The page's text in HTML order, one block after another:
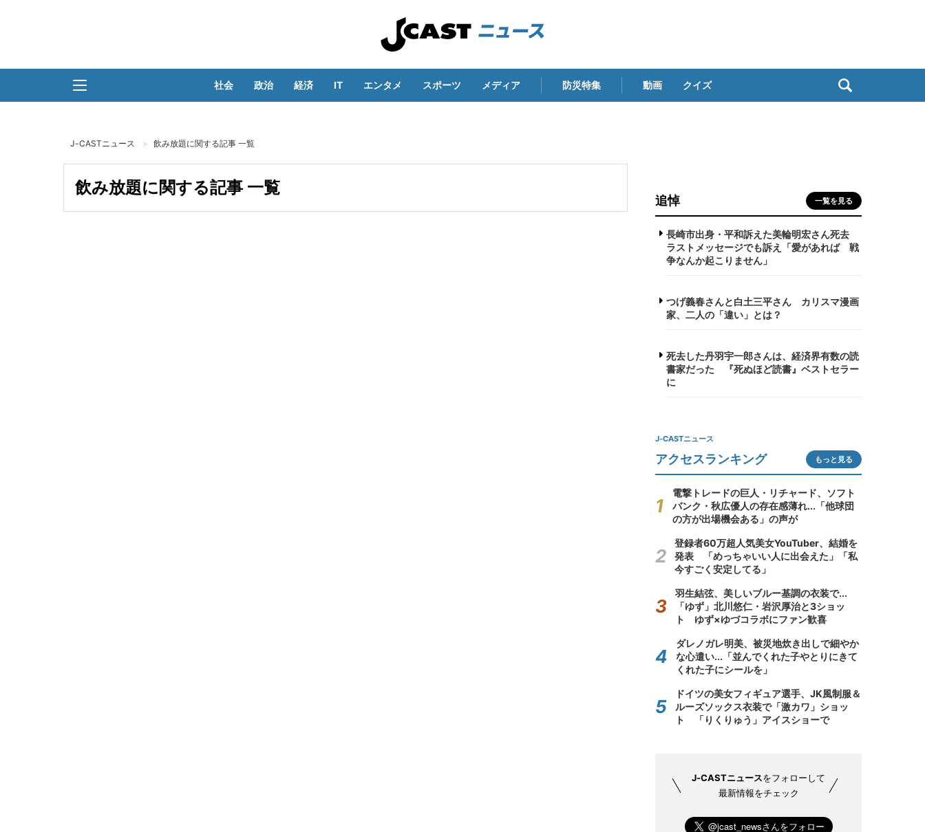
社会 政治 経済 IT エンタメ スポーツ メディア 防災特集 動画 クイズ
J-CASTニュース 飲み放題に関する記事 一覧
飲み放題に関する記事 一覧
追悼 一覧を見る
長崎市出身・平和訴えた美輪明宏さん死去
ラストメッセージでも訴え「愛があれば 戦
争なんか起こりません」
つげ義春さんと白土三平さん カリスマ漫画
家、二人の「違い」とは？
死去した丹羽宇一郎さんは、経済界有数の読
書家だった 『死ぬほど読書』ベストセラー
に
J-CASTニュース
アクセスランキング もっと見る
電撃トレードの巨人・リチャード、ソフト
バンク・秋広優人の存在感薄れ...「他球団
の方が出場機会ある」の声が
登録者60万超人気美女YouTuber、結婚を
発表 「めっちゃいい人に出会えた」「私
今すごく安定してる」
羽生結弦、美しいブルー基調の衣装で...
「ゆず」北川悠仁・岩沢厚治と3ショッ
ト ゆず×ゆづコラボにファン歓喜
ダレノガレ明美、被災地炊き出しで細やか
な心遣い...「並んでくれた子やとりにきて
くれた子にシールを」
ドイツの美女フィギュア選手、JK風制服＆
ルーズソックス衣装で「激カワ」ショッ
ト 「りくりゅう」アイスショーで
J-CASTニュースをフォローして
最新情報をチェック